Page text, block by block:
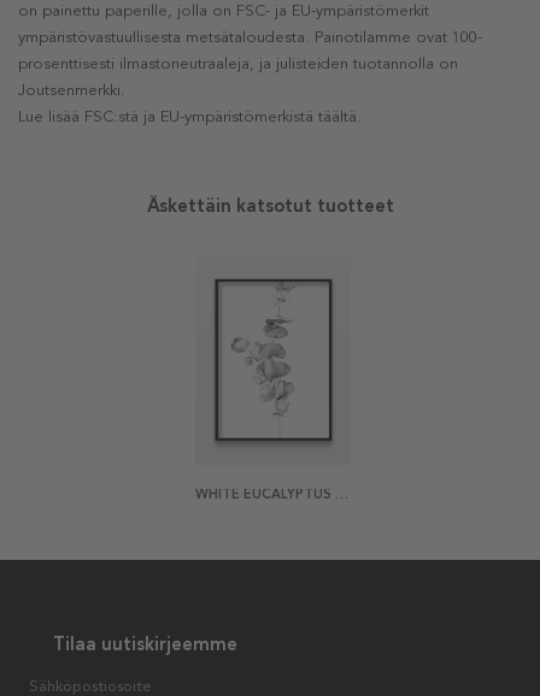
on painettu paperille, jolla on FSC- ja EU-ympäristömerkit
ympäristövastuullisesta metsätaloudesta. Painotilamme ovat 100-
prosenttisesti ilmastoneutraaleja, ja julisteiden tuotannolla on
Joutsenmerkki.
Lue lisää FSC:stä ja EU-ympäristömerkistä täältä.
Äskettäin katsotut tuotteet
WHITE EUCALYPTUS IN WATERCOLOR JULISTE
Tilaa uutiskirjeemme
Sähköpostiosoite